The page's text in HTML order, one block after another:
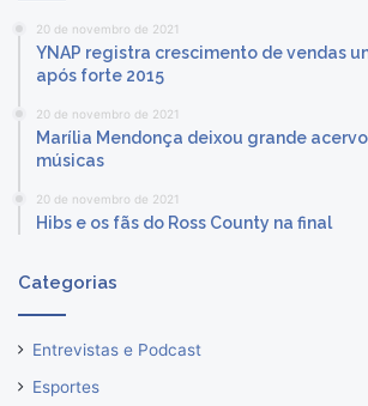
20 de novembro de 2021
YNAP registra crescimento de vendas
após forte 2015
20 de novembro de 2021
Marília Mendonça deixou grande
músicas
20 de novembro de 2021
Hibs e os fãs do Ross County na final
Categorias
Entrevistas e Podcast
Esportes